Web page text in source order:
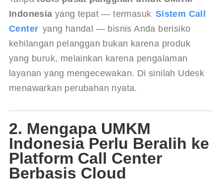
Indonesia yang tepat — termasuk Sistem Call
Center yang handal — bisnis Anda berisiko
kehilangan pelanggan bukan karena produk
yang buruk, melainkan karena pengalaman
layanan yang mengecewakan. Di sinilah Udesk
menawarkan perubahan nyata.
2. Mengapa UMKM
Indonesia Perlu Beralih ke
Platform Call Center
Berbasis Cloud